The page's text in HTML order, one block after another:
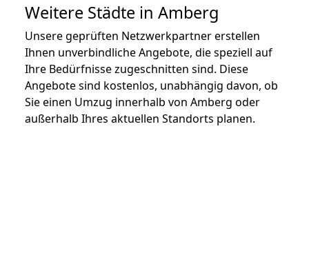
Weitere Städte in Amberg
Unsere geprüften Netzwerkpartner erstellen
Ihnen unverbindliche Angebote, die speziell auf
Ihre Bedürfnisse zugeschnitten sind. Diese
Angebote sind kostenlos, unabhängig davon, ob
Sie einen Umzug innerhalb von Amberg oder
außerhalb Ihres aktuellen Standorts planen.